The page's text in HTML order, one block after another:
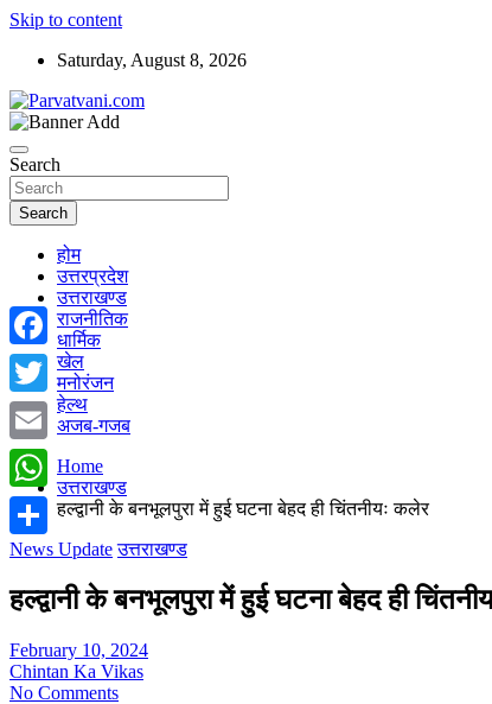
Skip to content
Saturday, August 8, 2026
Parvatvani.com
Search
Search
होम
उत्तरप्रदेश
उत्तराखण्ड
राजनीतिक
धार्मिक
खेल
मनोरंजन
हेल्थ
अजब-गजब
Home
उत्तराखण्ड
हल्द्वानी के बनभूलपुरा में हुई घटना बेहद ही चिंतनीयः कलेर
News Update उत्तराखण्ड
हल्द्वानी के बनभूलपुरा में हुई घटना बेहद ही
February 10, 2024
Chintan Ka Vikas
No Comments
Facebook
Twitter
Email
WhatsApp
Share